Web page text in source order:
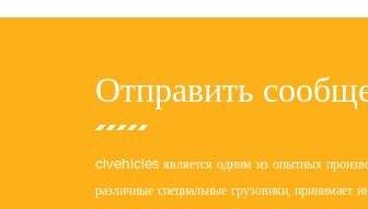
Отправить
clvehicles является одним из опытных
различные специальные грузовики, принимает